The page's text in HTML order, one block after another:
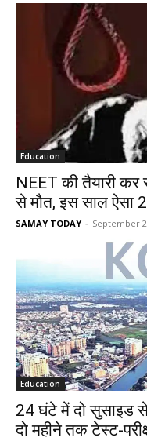
Education
NEET की तैयारी कर
से मौत, इस साल ऐसा
SAMAY TODAY - September
Education
24 घंटे में दो सुसाइड
दो महीने तक टेस्ट-